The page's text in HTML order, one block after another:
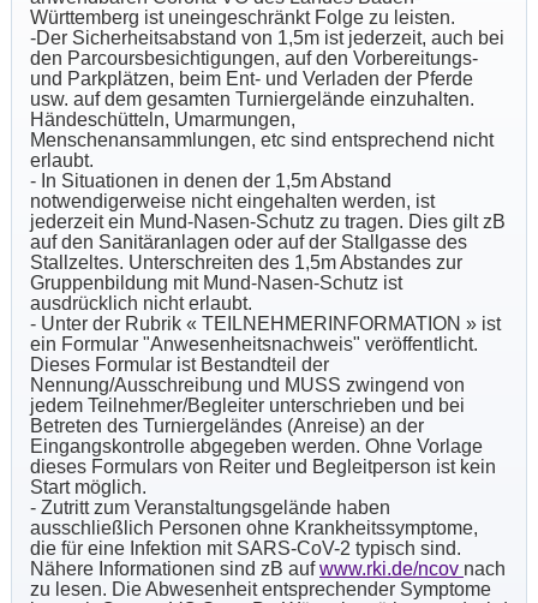
Württemberg ist uneingeschränkt Folge zu leisten.
-Der Sicherheitsabstand von 1,5m ist jederzeit, auch bei
den Parcoursbesichtigungen, auf den Vorbereitungs-
und Parkplätzen, beim Ent- und Verladen der Pferde
usw. auf dem gesamten Turniergelände einzuhalten.
Händeschütteln, Umarmungen,
Menschenansammlungen, etc sind entsprechend nicht
erlaubt.
- In Situationen in denen der 1,5m Abstand
notwendigerweise nicht eingehalten werden, ist
jederzeit ein Mund-Nasen-Schutz zu tragen. Dies gilt zB
auf den Sanitäranlagen oder auf der Stallgasse des
Stallzeltes. Unterschreiten des 1,5m Abstandes zur
Gruppenbildung mit Mund-Nasen-Schutz ist
ausdrücklich nicht erlaubt.
- Unter der Rubrik « TEILNEHMERINFORMATION » ist
ein Formular "Anwesenheitsnachweis" veröffentlicht.
Dieses Formular ist Bestandteil der
Nennung/Ausschreibung und MUSS zwingend von
jedem Teilnehmer/Begleiter unterschrieben und bei
Betreten des Turniergeländes (Anreise) an der
Eingangskontrolle abgegeben werden. Ohne Vorlage
dieses Formulars von Reiter und Begleitperson ist kein
Start möglich.
- Zutritt zum Veranstaltungsgelände haben
ausschließlich Personen ohne Krankheitssymptome,
die für eine Infektion mit SARS-CoV-2 typisch sind.
Nähere Informationen sind zB aufwww.rki.de/ncov nach
zu lesen. Die Abwesenheit entsprechender Symptome